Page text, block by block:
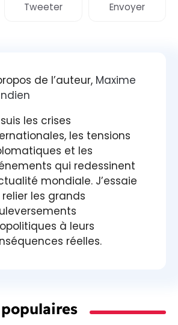
Tweeter Envoyer
de l’auteur, Maxime
les crises
les tensions
et les
qui redessinent
mondiale. J’essaie
les grands
à leurs
réelles.